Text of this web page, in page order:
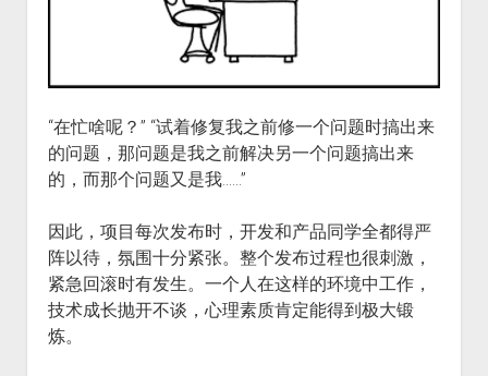
“在忙啥呢？” “试着修复我之前修一个问题时搞出来
的问题，那问题是我之前解决另一个问题搞出来
的，而那个问题又是我……”
因此，项目每次发布时，开发和产品同学全都得严
阵以待，氛围十分紧张。整个发布过程也很刺激，
紧急回滚时有发生。一个人在这样的环境中工作，
技术成长抛开不谈，心理素质肯定能得到极大锻
炼。